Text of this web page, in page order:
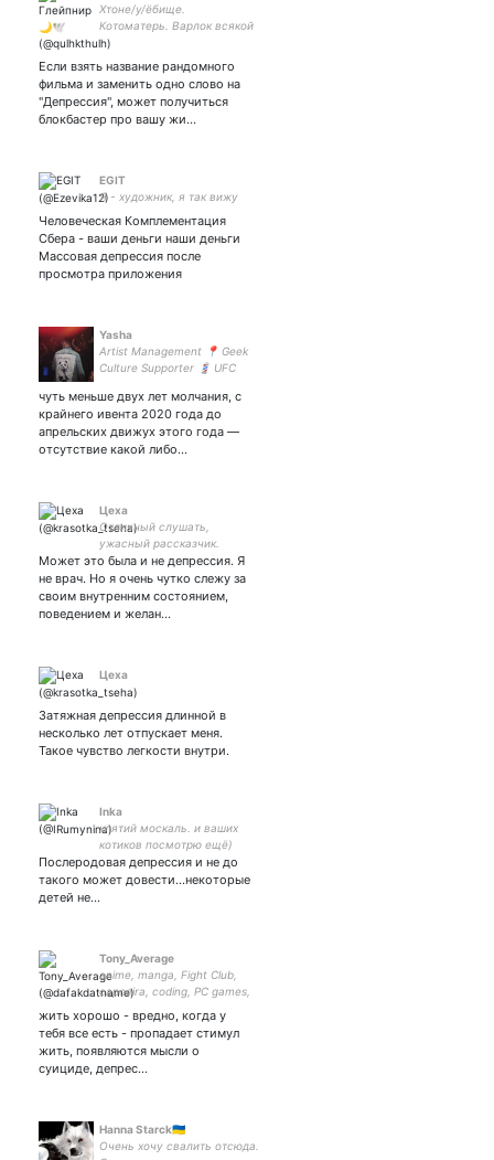
Хтоне/у/ёбище.
Котоматерь. Варлок всякой
хуйни. Засоряю вашу ленту
бесплатно. Люблю свою
девушку. - закрытка - днд
Если взять название рандомного
фильма и заменить одно слово на
"Депрессия", может получиться
блокбастер про вашу жи…
EGIT
Я - художник, я так вижу
Человеческая Комплементация
Сбера - ваши деньги наши деньги
Массовая депрессия после
просмотра приложения
Yasha
Artist Management 📍 Geek
Culture Supporter 💈 UFC
#TeamNightwing
#TeamHawkeye
чуть меньше двух лет молчания, с
крайнего ивента 2020 года до
апрельских движух этого года —
отсутствие какой либо…
Цеха
Отличный слушать,
ужасный рассказчик.
Может это была и не депрессия. Я
не врач. Но я очень чутко слежу за
своим внутренним состоянием,
поведением и желан…
Цеха
Затяжная депрессия длинной в
несколько лет отпускает меня.
Такое чувство легкости внутри.
Inka
клятий москаль. и ваших
котиков посмотрю ещё)
Послеродовая депрессия и не до
такого может довести...некоторые
детей не…
Tony_Average
anime, manga, Fight Club,
capoeira, coding, PC games,
жить хорошо - вредно, когда у
тебя все есть - пропадает стимул
жить, появляются мысли о
суициде, депрес…
Hanna Starck🇺🇦
Очень хочу свалить отсюда.